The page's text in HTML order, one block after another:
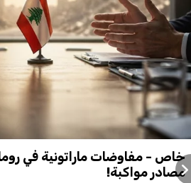
خاص - مفاوضات ماراتونية في
مصادر مواكبة!